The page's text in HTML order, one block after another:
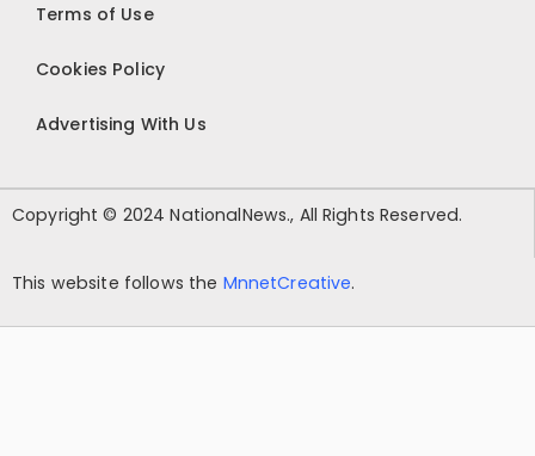
Terms of Use
Cookies Policy
Advertising With Us
Copyright © 2024 NationalNews., All Rights Reserved.
This website follows the MnnetCreative.